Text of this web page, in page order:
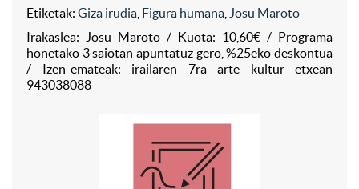
Etiketak: Giza irudia Figura humana Josu Maroto
Irakaslea: Josu Maroto / Kuota: 10,60€ / Programa
honetako 3 saiotan apuntatuz gero, %25eko deskontua
/ Izen-emateak: irailaren 7ra arte kultur etxean
943038088